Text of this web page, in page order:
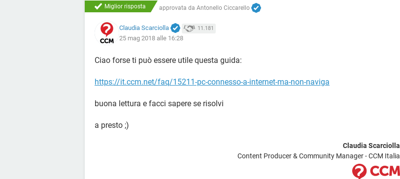
Miglior risposta approvata da Antonello Ciccarello
Claudia Scarciolla 11.181
25 mag 2018 alle 16:28
Ciao forse ti può essere utile questa guida:
https://it.ccm.net/faq/15211-pc-connesso-a-internet-ma-non-naviga
buona lettura e facci sapere se risolvi
a presto ;)
Claudia Scarciolla
Content Producer & Community Manager - CCM Italia